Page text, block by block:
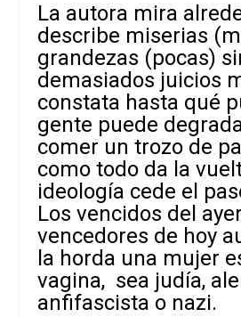
La autora mira
describe miserias
grandezas (pocas)
demasiados juicios
constata hasta qué
gente puede
comer un trozo de
como todo da la
ideología cede el
Los vencidos del
vencedores de hoy
la horda una mujer
vagina, sea judía,
anfifascista o nazi.